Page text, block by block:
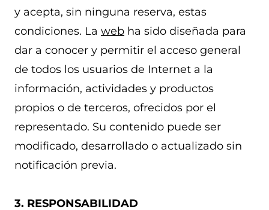
y acepta, sin ninguna reserva, estas
condiciones. La web ha sido diseñada para
dar a conocer y permitir el acceso general
de todos los usuarios de Internet a la
información, actividades y productos
propios o de terceros, ofrecidos por el
representado. Su contenido puede ser
modificado, desarrollado o actualizado sin
notificación previa.
3. RESPONSABILIDAD